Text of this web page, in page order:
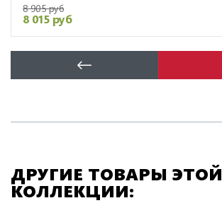
8 905 руб
8 015 руб
ДРУГИЕ ТОВАРЫ ЭТОЙ
КОЛЛЕКЦИИ: